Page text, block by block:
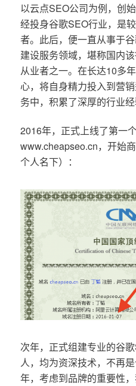
以云点SEO公司为例，创
经投身谷歌SEO行业，是
者。此后，便一直从事于
建设服务领域，堪称国内
从业者之一。在长达10多
心，将自身精力投入到营
务中，积累了深厚的行业经
2016年，正式上线了第一个
www.cheapseo.cn，开始
个人名下）：
次年，正式组建专业的谷
人，均为资深技术，不再
年，考虑到品牌的重要性